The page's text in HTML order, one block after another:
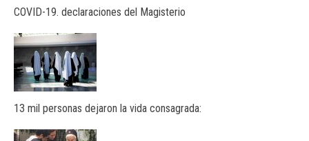
COVID-19. declaraciones del Magisterio
13 mil personas dejaron la vida consagrada: